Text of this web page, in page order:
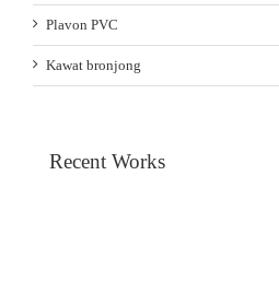
Plavon PVC
Kawat bronjong
Recent Works